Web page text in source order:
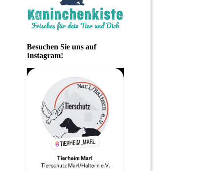
Besuchen Sie uns auf
Instagram!